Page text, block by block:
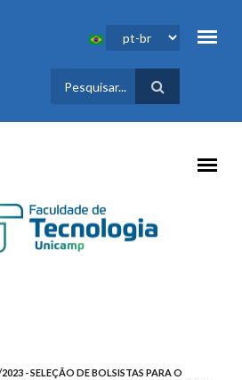
FORMULÁRIO
DE BUSCA
- SELEÇÃO DE BOLSISTAS PARA O